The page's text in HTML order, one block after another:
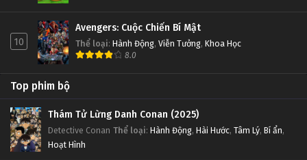
10
Avengers: Cuộc Chiến Bí Mật
Thể loại: Hành Động, Viễn Tưởng, Khoa Học
8.0
Top phim bộ
Thám Tử Lừng Danh Conan (2025)
Detective Conan Thể loại: Hành Động, Hài Hước, Tâm Lý, Bí ẩn,
Hoạt Hình